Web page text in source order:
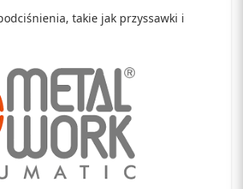
takie jak przyssawki i